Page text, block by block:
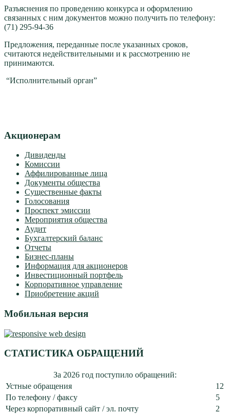
Разъяснения по проведению конкурса и оформлению
связанных с ним документов можно получить по телефону:
(71) 295-94-36
Предложения, переданные после указанных сроков,
считаются недействительными и к рассмотрению не
принимаются.
“Исполнительный орган”
Акционерам
Дивиденды
Комиссии
Аффилированные лица
Документы общества
Существенные факты
Голосования
Проспект эмиссии
Мероприятия общества
Аудит
Бухгалтерский баланс
Отчеты
Бизнес-планы
Информация для акционеров
Инвестиционный портфель
Корпоративное управление
Приобретение акций
Мобильная версия
СТАТИСТИКА ОБРАЩЕНИЙ
За 2026 год поступило обращений:
Устные обращения
12
По телефону / факсу
5
Через корпоративный сайт / эл. почту
2